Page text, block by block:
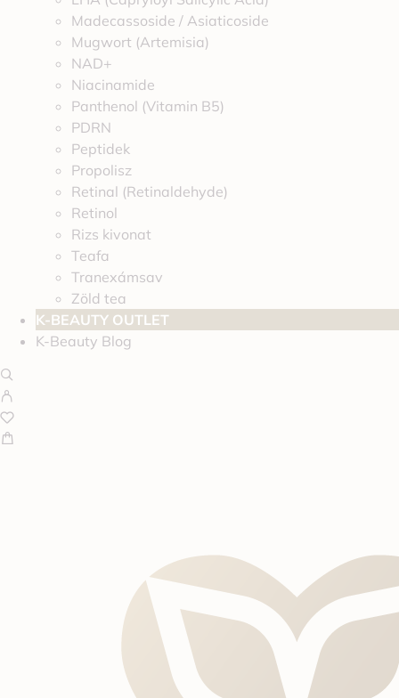
Madecassoside / Asiaticoside
Mugwort (Artemisia)
NAD+
Niacinamide
Panthenol (Vitamin B5)
PDRN
Peptidek
Propolisz
Retinal (Retinaldehyde)
Retinol
Rizs kivonat
Teafa
Tranexámsav
Zöld tea
K-BEAUTY OUTLET
K-Beauty Blog